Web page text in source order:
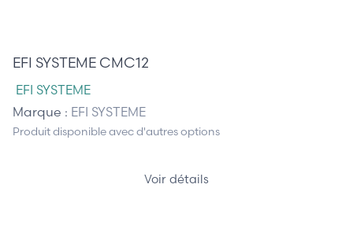
EFI SYSTEME CMC12
EFI SYSTEME
Marque : EFI SYSTEME
Produit disponible avec d'autres options
Voir détails